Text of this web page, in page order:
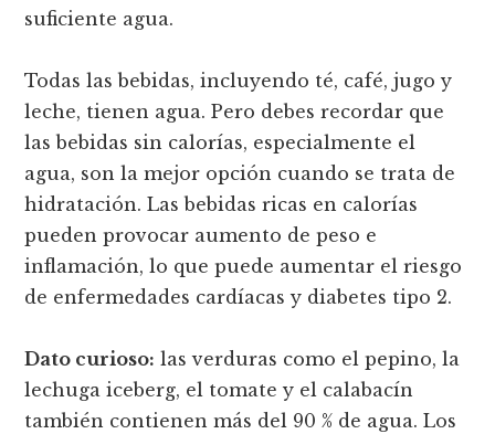
suficiente agua.
Todas las bebidas, incluyendo té, café, jugo y
leche, tienen agua. Pero debes recordar que
las bebidas sin calorías, especialmente el
agua, son la mejor opción cuando se trata de
hidratación. Las bebidas ricas en calorías
pueden provocar aumento de peso e
inflamación, lo que puede aumentar el riesgo
de enfermedades cardíacas y diabetes tipo 2.
Dato curioso: las verduras como el pepino, la
lechuga iceberg, el tomate y el calabacín
también contienen más del 90 % de agua. Los